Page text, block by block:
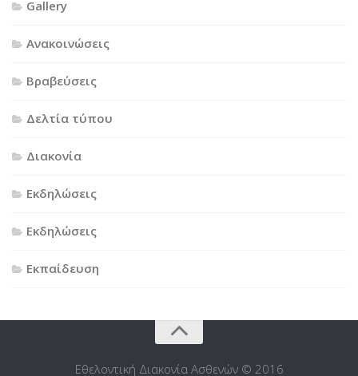
Gallery
Ανακοινώσεις
Βραβεύσεις
Δελτία τύπου
Διακονία
Εκδηλώσεις
Εκδηλώσεις
Εκπαίδευση
Εθελοντική Διακονία Ασθενών © 2016